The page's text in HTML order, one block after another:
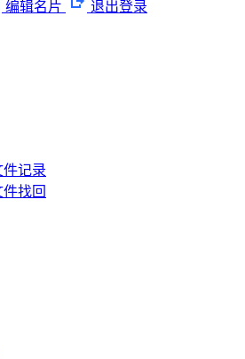
编辑名片 退出登录
件记录
找回